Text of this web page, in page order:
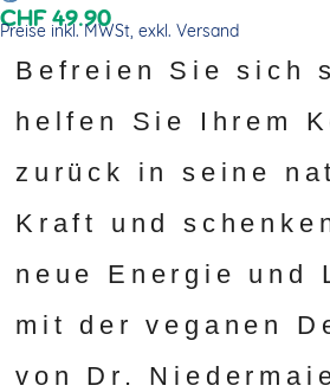
CHF 49.90
Preise inkl. MWSt, exkl. Versand
Befreien Sie sich
helfen Sie Ihrem
zurück in seine
Kraft und
neue Energie und
mit der veganen
von Dr.